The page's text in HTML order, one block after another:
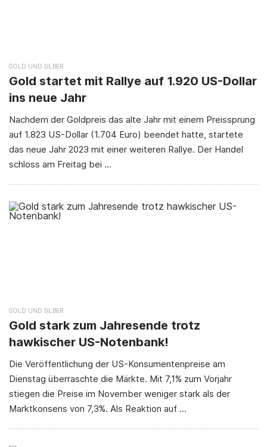
GOLD SILBER
Gold startet mit Rallye auf 1.920 US-Dollar
ins neue Jahr
Nachdem der Goldpreis das alte Jahr mit einem Preissprung
auf 1.823 US-Dollar (1.704 Euro) beendet hatte, startete
das neue Jahr 2023 mit einer weiteren Rallye. Der Handel
schloss am Freitag bei ...
GOLD SILBER
Gold stark zum Jahresende trotz
hawkischer US-Notenbank!
Die Veröffentlichung der US-Konsumentenpreise am
Dienstag überraschte die Märkte. Mit 7,1% zum Vorjahr
stiegen die Preise im November weniger stark als der
Marktkonsens von 7,3%. Als Reaktion auf ...